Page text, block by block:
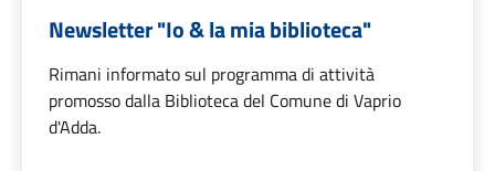
Newsletter "Io & la mia biblioteca"
Rimani informato sul programma di attività
promosso dalla Biblioteca del Comune di Vaprio
d'Adda.